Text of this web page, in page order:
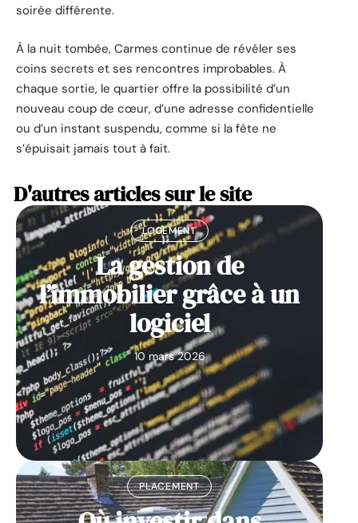
soirée différente.
À la nuit tombée, Carmes continue de révéler ses
coins secrets et ses rencontres improbables. À
chaque sortie, le quartier offre la possibilité d’un
nouveau coup de cœur, d’une adresse confidentielle
ou d’un instant suspendu, comme si la fête ne
s’épuisait jamais tout à fait.
D'autres articles sur le site
LOGEMENT
La gestion de
l’immobilier grâce à un
logiciel
10 mars 2026
PLACEMENT